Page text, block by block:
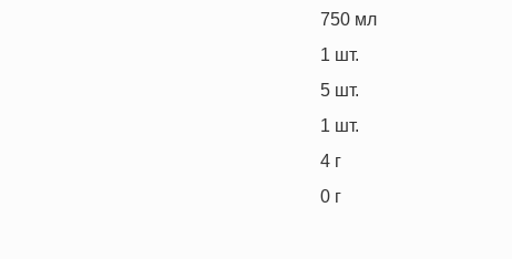
750 мл
1 шт.
5 шт.
1 шт.
4 г
0 г